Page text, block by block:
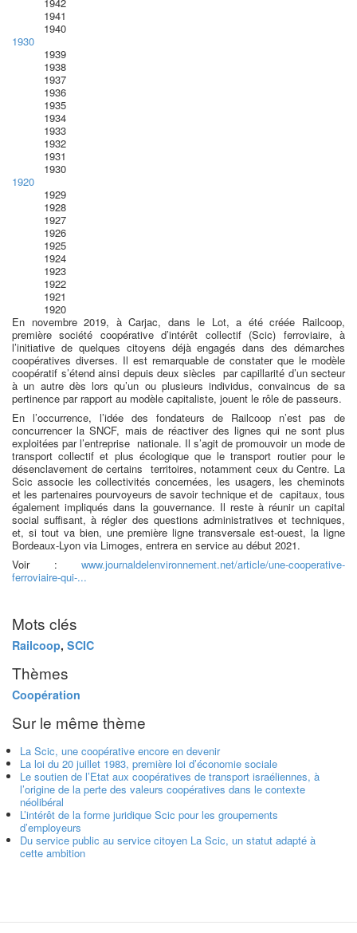
1941
1940
1930
1939
1938
1937
1936
1935
1934
1933
1932
1931
1930
1920
1929
1928
1927
1926
1925
1924
1923
1922
1921
1920
En novembre 2019, à Carjac, dans le Lot, a été créée Railcoop,
première société coopérative d’intérêt collectif (Scic) ferroviaire, à
l’initiative de quelques citoyens déjà engagés dans des démarches
coopératives diverses. Il est remarquable de constater que le modèle
coopératif s’étend ainsi depuis deux siècles par capillarité d’un secteur
à un autre dès lors qu’un ou plusieurs individus, convaincus de sa
pertinence par rapport au modèle capitaliste, jouent le rôle de passeurs.
En l’occurrence, l’idée des fondateurs de Railcoop n’est pas de
concurrencer la SNCF, mais de réactiver des lignes qui ne sont plus
exploitées par l’entreprise nationale. Il s’agit de promouvoir un mode de
transport collectif et plus écologique que le transport routier pour le
désenclavement de certains territoires, notamment ceux du Centre. La
Scic associe les collectivités concernées, les usagers, les cheminots
et les partenaires pourvoyeurs de savoir technique et de capitaux, tous
également impliqués dans la gouvernance. Il reste à réunir un capital
social suffisant, à régler des questions administratives et techniques,
et, si tout va bien, une première ligne transversale est-ouest, la ligne
Bordeaux-Lyon via Limoges, entrera en service au début 2021.
Voir : www.journaldelenvironnement.net/article/une-cooperative-
ferroviaire-qui-...
Mots clés
Railcoop, SCIC
Thèmes
Coopération
Sur le même thème
La Scic, une coopérative encore en devenir
La loi du 20 juillet 1983, première loi d’économie sociale
Le soutien de l’Etat aux coopératives de transport israéliennes, à
l’origine de la perte des valeurs coopératives dans le contexte
néolibéral
L’intérêt de la forme juridique Scic pour les groupements
d’employeurs
Du service public au service citoyen La Scic, un statut adapté à
cette ambition